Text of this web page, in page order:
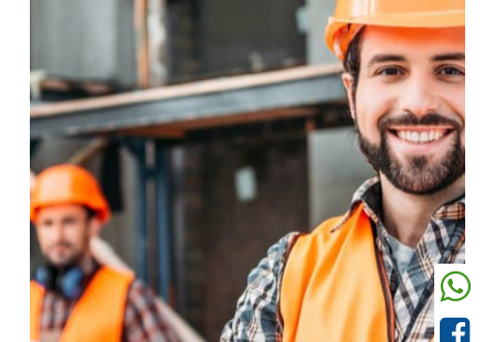
Précedent Suivant